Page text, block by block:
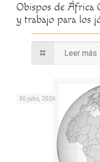
Obispos de África
y trabajo para los
Leer más
30 julio, 2026